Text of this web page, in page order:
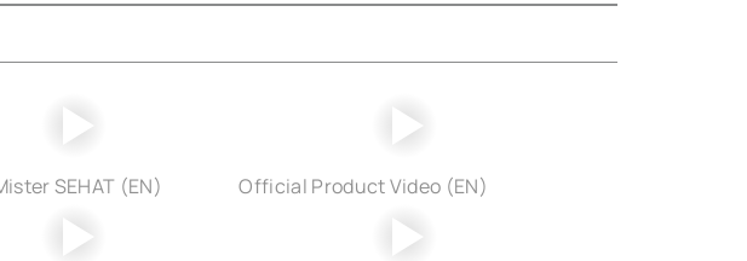
SEHAT (EN) Official Product Video (EN)